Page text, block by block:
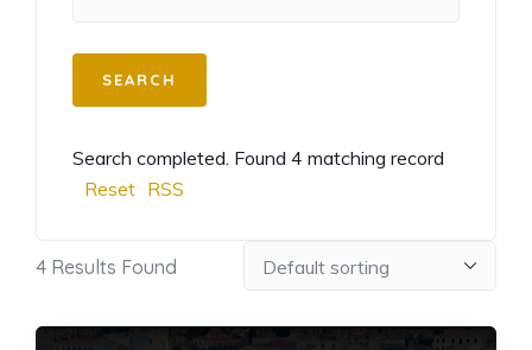
Search completed. Found 4 matching record
Reset RSS
4 Results Found